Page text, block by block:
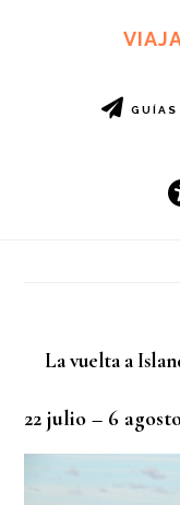
GUÍAS
La vuelta a
22 julio – 6